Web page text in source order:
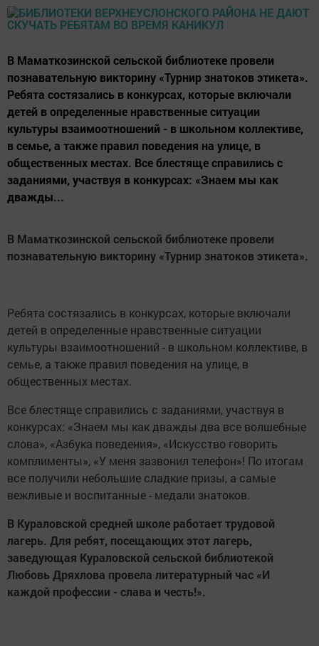
В Маматкозинской сельской библиотеке провели
познавательную викторину «Турнир знатоков этикета».
Ребята состязались в конкурсах, которые включали
детей в определенные нравственные ситуации
культуры взаимоотношений - в школьном коллективе,
в семье, а также правил поведения на улице, в
общественных местах. Все блестяще справились с
заданиями, участвуя в конкурсах: «Знаем мы как
дважды...
В Маматкозинской сельской библиотеке провели
познавательную викторину «Турнир знатоков этикета».
Ребята состязались в конкурсах, которые включали
детей в определенные нравственные ситуации
культуры взаимоотношений - в школьном коллективе, в
семье, а также правил поведения на улице, в
общественных местах.
Все блестяще справились с заданиями, участвуя в
конкурсах: «Знаем мы как дважды два все волшебные
слова», «Азбука поведения», «Искусство говорить
комплименты», «У меня зазвонил телефон»! По итогам
все получили небольшие сладкие призы, а самые
вежливые и воспитанные - медали знатоков.
В Кураловской средней школе работает трудовой
лагерь. Для ребят, посещающих этот лагерь,
заведующая Кураловской сельской библиотекой
Любовь Дряхлова провела литературный час «И
каждой профессии - слава и честь!».